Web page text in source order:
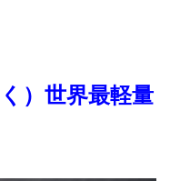
）世界最軽量